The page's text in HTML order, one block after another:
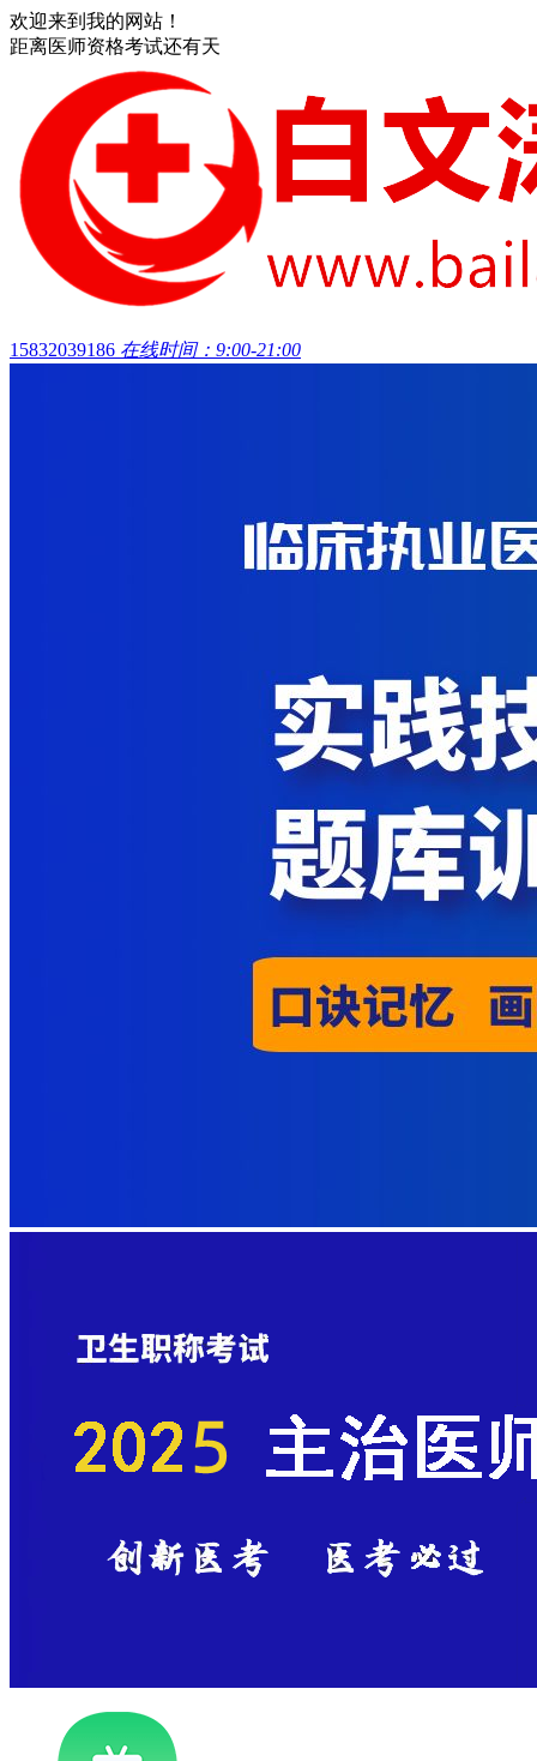
欢迎来到我的网站！
距离医师资格考试还有天
15832039186 在线时间：9:00-21:00